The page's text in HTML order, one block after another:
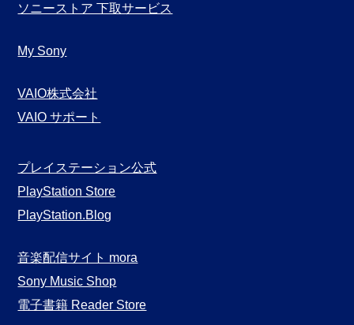
ソニーストア 下取サービス
My Sony
VAIO株式会社
VAIO サポート
プレイステーション公式
PlayStation Store
PlayStation.Blog
音楽配信サイト mora
Sony Music Shop
電子書籍 Reader Store